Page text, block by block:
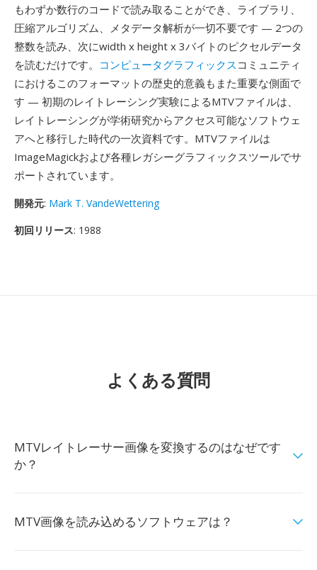
もわずか数行のコードで読み取ることができ、ライブラリ、
圧縮アルゴリズム、メタデータ解析が一切不要です — 2つの
整数を読み、次にwidth x height x 3バイトのピクセルデータ
を読むだけです。 コンピュータグラフィックス コミュニティ
におけるこのフォーマットの歴史的意義もまた重要な側面で
す — 初期のレイトレーシング実験によるMTVファイルは、
レイトレーシングが学術研究からアクセス可能なソフトウェ
アへと移行した時代の一次資料です。MTVファイルは
ImageMagickおよび各種レガシーグラフィックスツールでサ
ポートされています。
開発元: Mark T. VandeWettering
初回リリース: 1988
よくある質問
MTVレイトレーサー画像を変換するのはなぜです
か？
MTV画像を読み込めるソフトウェアは？